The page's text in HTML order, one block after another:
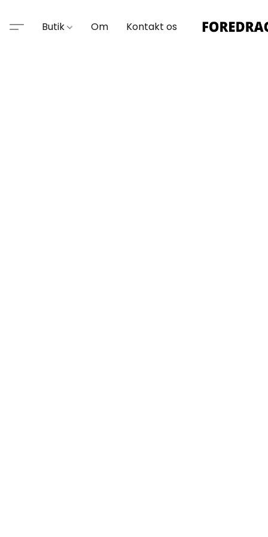
Butik Om Kontakt os